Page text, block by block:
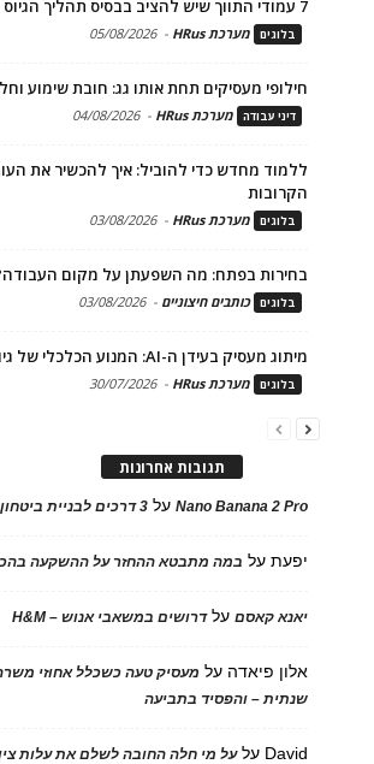
7 עמודי התווך שיש להציב בבסיס תהליך הגיוס ומיתוג המעסיק
בלוגים מערכת HRus -
05/08/2026
חילופי מעסיקים תחת אותו גג: חובת שימוע
דיני עבודה מערכת HRus -
04/08/2026
ללמוד מחדש כדי להוביל: איך להכשיר את
הקרובות
בלוגים מערכת HRus -
03/08/2026
בחירות בפתח: מה השפעתן על מקום
בלוגים כותבים חיצוניים -
03/08/2026
מיתוג מעסיק בעידן ה-AI: המנוע הכלכלי של גיוס ושימור טלנטים
בלוגים מערכת HRus -
30/07/2026
תגובות אחרונות
Nano Banana 2 Proעל 3 דרכים לבניית ביטחון עצמי של עובדים
יפעתעל במה מתבטא ההחזר על ההשקעה
יאנא קאסםעלדרושים במשאבי אנוש – H&M
אלון פיאדה על מעסיק טעה כשכלל אחוזי
שנתית – והפסיד בתביעה
David עלעל מי חלה החובה לשלם את עלות